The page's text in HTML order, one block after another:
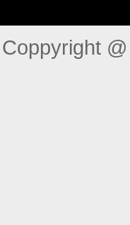
Coppyright